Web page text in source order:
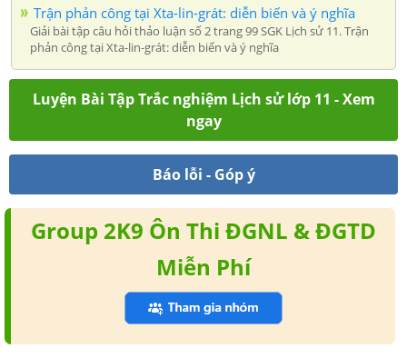
Trận phản công tại Xta-lin-grát: diễn biến và ý nghĩa
Giải bài tập câu hỏi thảo luận số 2 trang 99 SGK Lịch sử 11. Trận
phản công tại Xta-lin-grát: diễn biến và ý nghĩa
Luyện Bài Tập Trắc nghiệm Lịch sử lớp 11 - Xem
ngay
Báo lỗi - Góp ý
Group 2K9 Ôn Thi ĐGNL & ĐGTD
Miễn Phí